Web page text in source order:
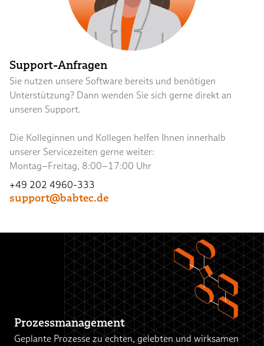
Support-Anfragen
Sie nutzen unsere Software bereits und benötigen
Unterstützung? Dann wenden Sie sich gerne direkt an
unseren Support.
Die Kolleginnen und Kollegen helfen Ihnen innerhalb
unserer Servicezeiten gerne weiter:
Montag–Freitag, 8:00–17:00 Uhr
+49 202 4960-333
support@babtec.de
Prozessmanagement
Geplante Prozesse zu echten, gelebten und wirksamen